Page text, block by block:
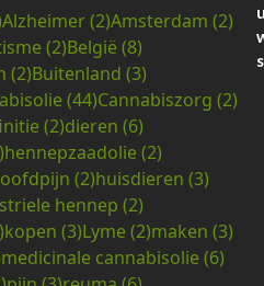
Alzheimer(2)Amsterdam (2)
(2)België (8)
(2)Buitenland (3)
(44)Cannabiszorg (2)
(2)dieren (6)
hennepzaadolie (2)
(2)huisdieren (3)
hennep (2)
kopen (3)Lyme (2)maken (3)
medicinale cannabisolie (6)
s